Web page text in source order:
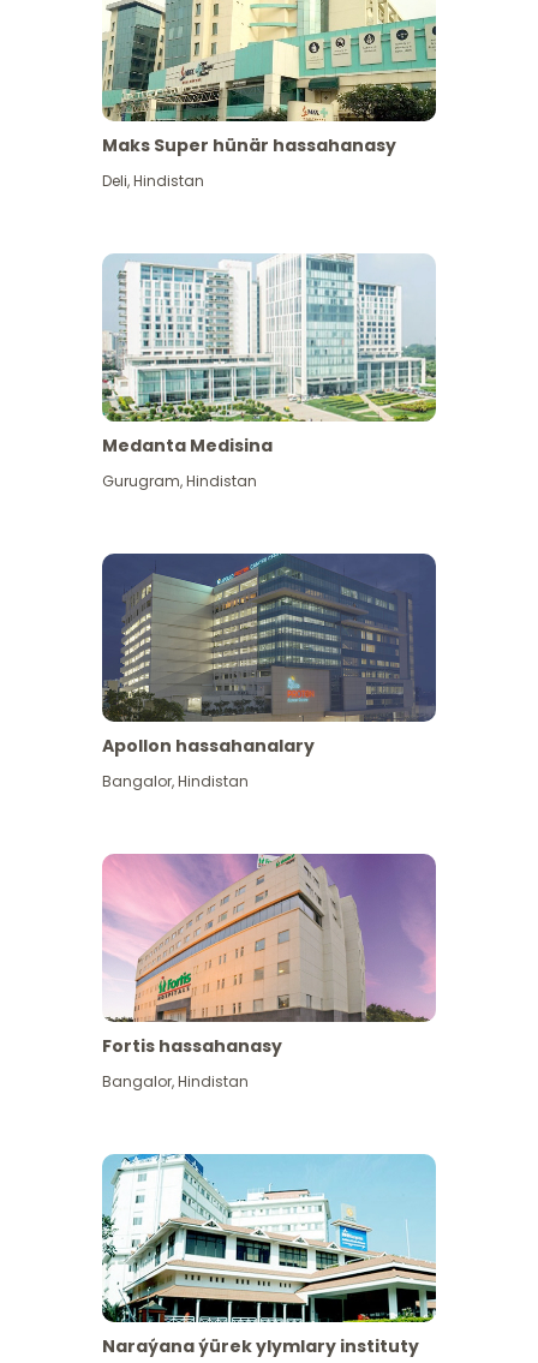
Has giňişleýin gör
Maks Super hünär hassahanasy
Deli,Hindistan
Medanta Medisina
Gurugram,Hindistan
Apollon hassahanalary
Bangalor,Hindistan
Fortis hassahanasy
Bangalor,Hindistan
Naraýana ýürek ylymlary instituty